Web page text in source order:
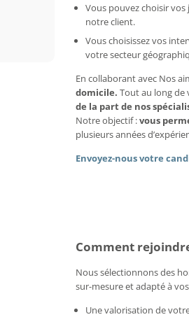
Vous pouvez choisir
notre client.
Vous choisissez vos
votre secteur
En collaborant avec Nos
domicile. Tout au long de
de la part de nos
Notre objectif :vous
plusieurs années
Envoyez-nous votre
Comment
Nous sélectionnons des
sur-mesure et adapté à
Une valorisation de